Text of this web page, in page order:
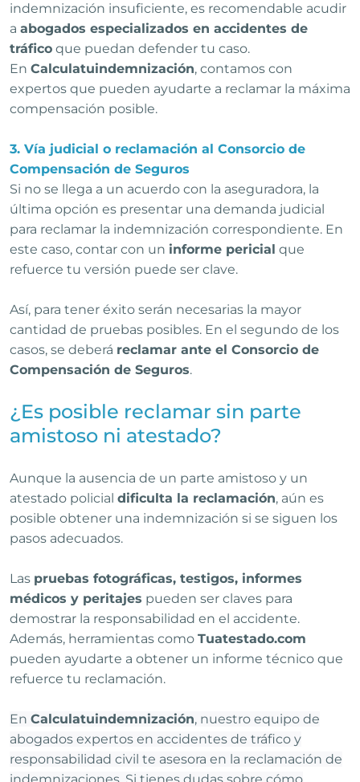
indemnización insuficiente, es recomendable acudir
a abogados especializados en accidentes de
tráfico que puedan defender tu caso.
En Calculatuindemnización, contamos con
expertos que pueden ayudarte a reclamar la máxima
compensación posible.
3. Vía judicial o reclamación al Consorcio de
Compensación de Seguros
Si no se llega a un acuerdo con la aseguradora, la
última opción es presentar una demanda judicial
para reclamar la indemnización correspondiente. En
este caso, contar con un informe pericial que
refuerce tu versión puede ser clave.
Así, para tener éxito serán necesarias la mayor
cantidad de pruebas posibles. En el segundo de los
casos, se deberá reclamar ante el Consorcio de
Compensación de Seguros.
¿Es posible reclamar sin parte
amistoso ni atestado?
Aunque la ausencia de un parte amistoso y un
atestado policial dificulta la reclamación, aún es
posible obtener una indemnización si se siguen los
pasos adecuados.
Las pruebas fotográficas, testigos, informes
médicos y peritajes pueden ser claves para
demostrar la responsabilidad en el accidente.
Además, herramientas como Tuatestado.com
pueden ayudarte a obtener un informe técnico que
refuerce tu reclamación.
En Calculatuindemnización, nuestro equipo de
abogados expertos en accidentes de tráfico y
responsabilidad civil te asesora en la reclamación de